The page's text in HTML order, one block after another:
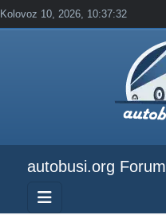
Kolovoz 10, 2026, 10:37:32
autobusi.org Forum